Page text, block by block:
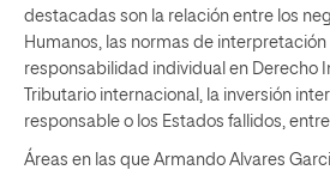
destacadas son la relación entre los
Humanos, las normas de interpretación
responsabilidad individual en Derecho
Tributario internacional, la inversión
responsable o los Estados fallidos, entre
Áreas en las que Armando Alvares